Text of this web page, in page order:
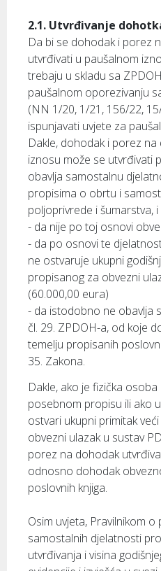
2.1. Utvrđivanje
Da bi se dohodak i porez
utvrđivati u paušalnom
trebaju u skladu sa
paušalnom oporezivanju
(NN 1/20, 1/21, 156/22,
ispunjavati uvjete za
Dakle, dohodak i porez
iznosu može se utvrđivati
obavlja samostalnu
propisima o obrtu i
poljoprivrede i šumarstva,
- da nije po toj osnovi
- da po osnovi te
ne ostvaruje ukupni
propisanog za obvezni
(60.000,00 eura)
- da istodobno ne obavlja
čl. 29. ZPDOH-a, od koje
temelju propisanih
35. Zakona.
Dakle, ako je fizička
posebnom propisu ili ako
ostvari ukupni primitak
obvezni ulazak u sustav
porez na dohodak
odnosno dohodak
poslovnih knjiga.
Osim uvjeta, Pravilnikom
samostalnih djelatnosti
utvrđivanja i visina